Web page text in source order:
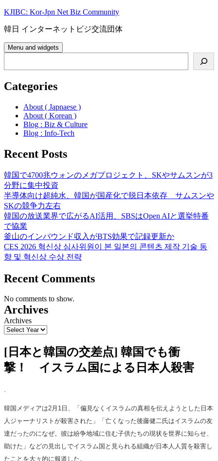
Skip
content
KJIBC: Kor-Jpn Net Biz Community
韓日 インターネットビジ交流団体
Menu and widgets
Categories
About ( Japnaese )
About ( Korean )
Blog : Biz & Culture
Blog : Info-Tech
Recent Posts
韓国で4700兆ウォンのメガプロジェクト、SKやサムスンが3
分野に集中投資
半導体向け超純水、韓国が国産化で脱日本依存 サムスンや
SKの競争力左右
韓国の放送業界で広がるAI活用、SBSはOpen AIと選挙特番
で協業
釜山のインバウンド収入がBTS効果で記録更新か
CES 2026 혁신상 심사위원이 본 일본의 콘텐츠 제작 기술 동
향 및 혁신상 수상 전략
Recent Comments
No comments to show.
Archives
Archives
[日本と韓国の交差点] 韓国でも衝
撃！ イスラム国による日本人殺害
.
韓国メディアは2月1日、「偏見なくイスラムの真相を伝えようとした日本
人ジャーナリストが殺害された」「亡くなった後藤健二氏はイスラムの友
達だったのになぜ。彼は紛争地域に住む子供たちの現状を世界に知らせ、
助けた」などの見出しでイスラム国と見られる組織が日本人人質を殺害し
たことを大々的に報道した。